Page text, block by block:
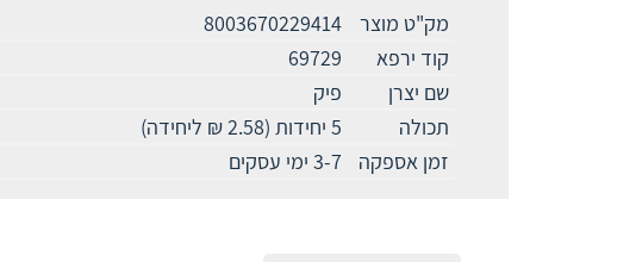
מק"ט מוצר
8003670229414
קוד ירפא
69729
שם יצרן
פיק
תכולה
5 יחידות (2.58 ₪ ליחידה)
זמן אספקה
3-7 ימי עסקים